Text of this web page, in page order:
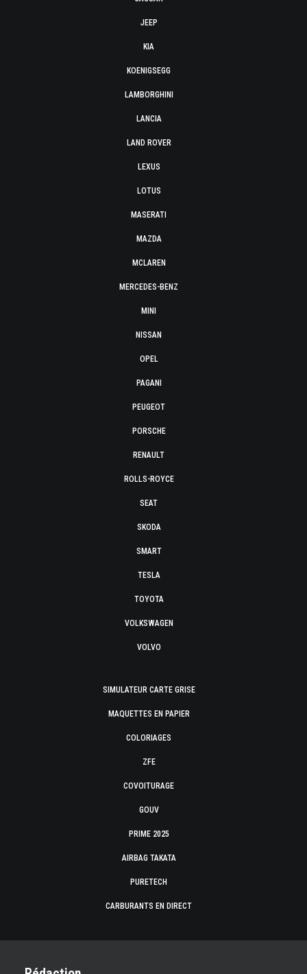
JEEP
KIA
KOENIGSEGG
LAMBORGHINI
LANCIA
LAND ROVER
LEXUS
LOTUS
MASERATI
MAZDA
MCLAREN
MERCEDES-BENZ
MINI
NISSAN
OPEL
PAGANI
PEUGEOT
PORSCHE
RENAULT
ROLLS-ROYCE
SEAT
SKODA
SMART
TESLA
TOYOTA
VOLKSWAGEN
VOLVO
SIMULATEUR CARTE GRISE
MAQUETTES EN PAPIER
COLORIAGES
ZFE
COVOITURAGE
GOUV
PRIME 2025
AIRBAG TAKATA
PURETECH
CARBURANTS EN DIRECT